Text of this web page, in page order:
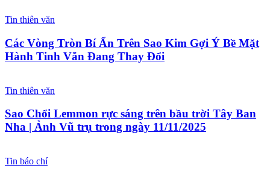
Tin thiên văn
Các Vòng Tròn Bí Ẩn Trên Sao Kim Gợi Ý Bề Mặt
Hành Tinh Vẫn Đang Thay Đổi
Tin thiên văn
Sao Chổi Lemmon rực sáng trên bầu trời Tây Ban
Nha | Ảnh Vũ trụ trong ngày 11/11/2025
Tin báo chí